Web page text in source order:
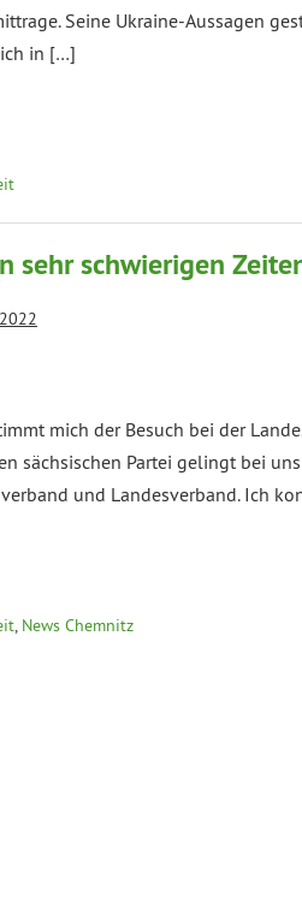
Seine Ukraine-Aussagen
in […]
sehr schwierigen
mich der Besuch bei der
sächsischen Partei gelingt bei
und Landesverband. Ich
, News Chemnitz